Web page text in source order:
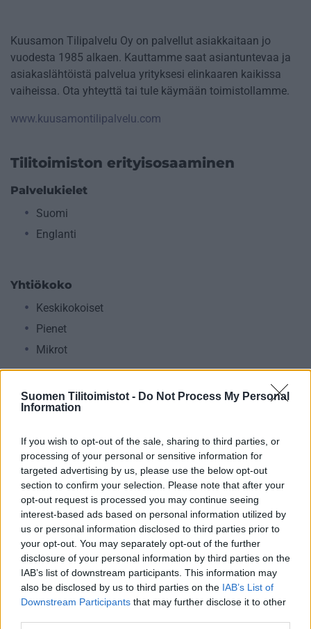
Suomen Tilitoimistot - Do Not Process My Personal
Information
If you wish to opt-out of the sale, sharing to third parties, or
processing of your personal or sensitive information for
targeted advertising by us, please use the below opt-out
section to confirm your selection. Please note that after your
opt-out request is processed you may continue seeing
interest-based ads based on personal information utilized by
us or personal information disclosed to third parties prior to
your opt-out. You may separately opt-out of the further
disclosure of your personal information by third parties on the
IAB’s list of downstream participants. This information may
also be disclosed by us to third parties on the IAB’s List of
Downstream Participants that may further disclose it to other
Kuusamon Tilipalvelu Oy on palvellut asiakkaitaan jo
vuodesta 1985 alkaen. Kauttamme saat asiantuntevaa ja
asiakaslähtöistä palvelua yrityksesi elinkaaren kaikissa
vaiheissa. Ota yhteyttä tai tule käymään toimistollamme.
www.kuusamontilipalvelu.com
Tilitoimiston erityisosaaminen
Palvelukielet
Suomi
Englanti
Yhtiökoko
Keskikokoiset
Pienet
Mikrot
Yhtiömuodot
Asunto-osakeyhtiö
Osuuskunta
Kommandiittiyhtiö
Avoin yhtiö
Toiminimi
Järjestöt ja yhdistykset
Toimiala
Informaatio ja viestintä